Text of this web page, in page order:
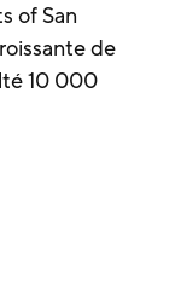
of San
de
10 000